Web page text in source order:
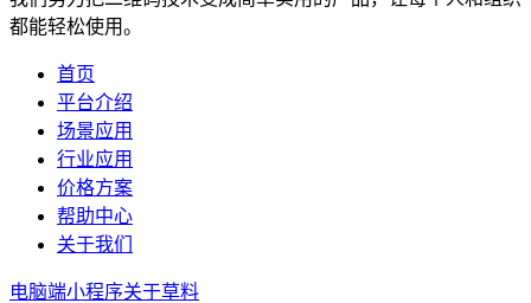
都能轻松使用。
首页
平台介绍
场景应用
行业应用
价格方案
帮助中心
关于我们
电脑端小程序关于草料